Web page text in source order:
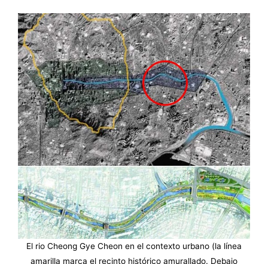
El rio Cheong Gye Cheon en el contexto urbano (la línea
amarilla marca el recinto histórico amurallado. Debajo